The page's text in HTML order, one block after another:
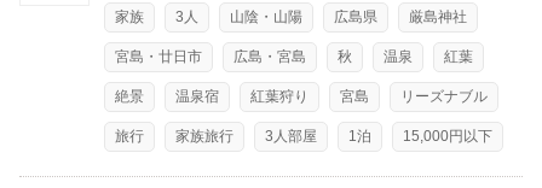
家族 3人 山陰・山陽 広島県 厳島神社
宮島・廿日市 広島・宮島 秋 温泉 紅葉
絶景 温泉宿 紅葉狩り 宮島 リーズナブル
旅行 家族旅行 3人部屋 1泊 15,000円以下